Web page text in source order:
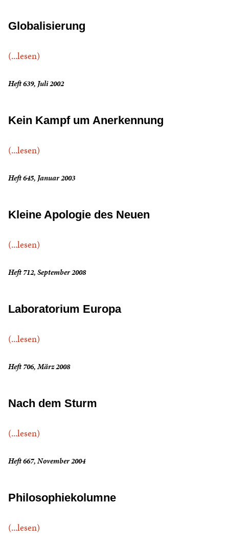
Globalisierung
(...lesen)
Heft 639, Juli 2002
Kein Kampf um Anerkennung
(...lesen)
Heft 645, Januar 2003
Kleine Apologie des Neuen
(...lesen)
Heft 712, September 2008
Laboratorium Europa
(...lesen)
Heft 706, März 2008
Nach dem Sturm
(...lesen)
Heft 667, November 2004
Philosophiekolumne
(...lesen)